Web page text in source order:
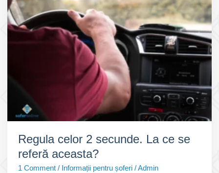
Regula celor 2 secunde. La ce se
referă aceasta?
1 Comment / Informații pentru șoferi /Admin